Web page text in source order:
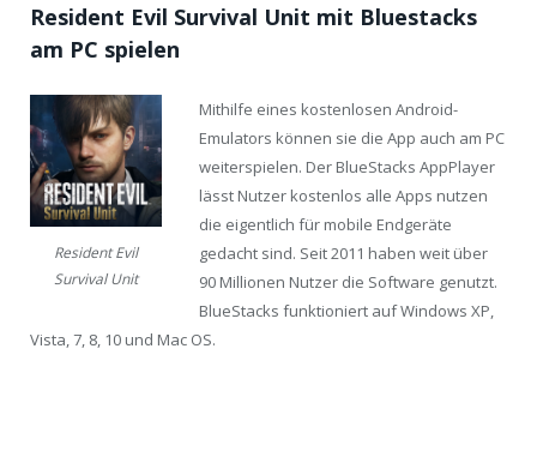
Resident Evil Survival Unit mit Bluestacks
am PC spielen
Resident Evil
Survival Unit
Mithilfe eines kostenlosen Android-
Emulators können sie die App auch am PC
weiterspielen. Der BlueStacks AppPlayer
lässt Nutzer kostenlos alle Apps nutzen
die eigentlich für mobile Endgeräte
gedacht sind. Seit 2011 haben weit über
90 Millionen Nutzer die Software genutzt.
BlueStacks funktioniert auf Windows XP,
Vista, 7, 8, 10 und Mac OS.